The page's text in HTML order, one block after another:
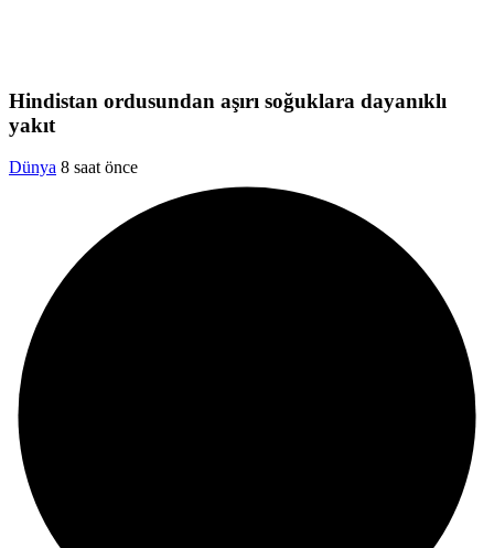
Hindistan ordusundan aşırı soğuklara dayanıklı
yakıt
Dünya 8 saat önce